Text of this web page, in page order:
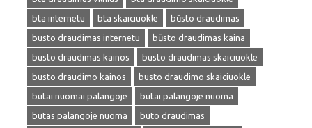
bta internetu
bta skaiciuokle
būsto draudimas
busto draudimas internetu
būsto draudimas kaina
busto draudimas kainos
busto draudimas skaiciuokle
busto draudimo kainos
busto draudimo skaiciuokle
butai nuomai palangoje
butai palangoje nuoma
butas palangoje nuoma
buto draudimas